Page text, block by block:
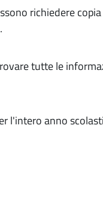
richiedere
tutte le
l'intero anno